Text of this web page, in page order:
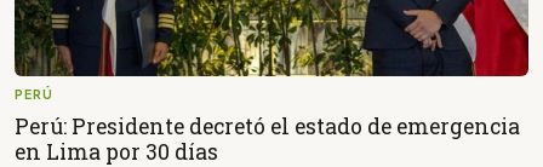
PERÚ
Perú: Presidente decretó el estado de emergencia
en Lima por 30 días